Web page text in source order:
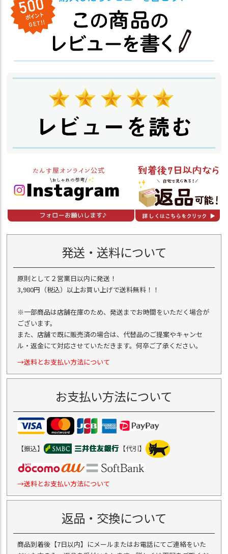
発送・送料について
原則として２営業日以内に発送！
3,980円（税込）以上お買い上げで送料無料！！
※一部商品は店舗在庫のため、発送までお時間をいただく場合が
ございます。
また、店舗で既に販売済の場合は、代替品のご提案やキャンセ
ル・返金にて対応させていただきます。何卒ご了承ください。
→送料とお支払い方法について
お支払い方法について
【振込】 【代引】
→送料とお支払い方法について
返品・交換について
商品到着後【7日以内】にメールまたはお電話にてご連絡をいた